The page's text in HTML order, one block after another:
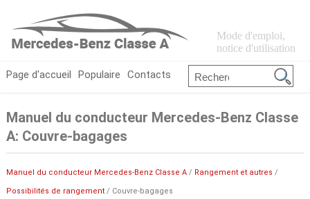
Mode d'emploi,
notice d'utilisation
Page d'accueil Populaire Contacts
Manuel du conducteur Mercedes-Benz Classe
A: Couvre-bagages
Manuel du conducteur Mercedes-Benz Classe A/ Rangement et autres /
Possibilités de rangement/ Couvre-bagages